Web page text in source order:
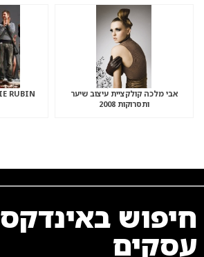
אבי מלכה קולקציית עיצוב שיער
ותסרוקות 2008
חיפוש באינדקס
עסקים